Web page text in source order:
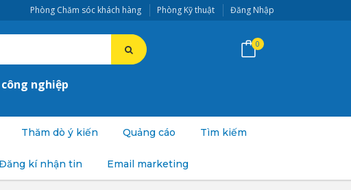
Phòng Chăm sóc khách hàng Phòng Kỹ thuật Đăng Nhập
nghiệp
0
Thăm dò ý kiến Quảng cáo Tìm kiếm
kí nhận tin Email marketing